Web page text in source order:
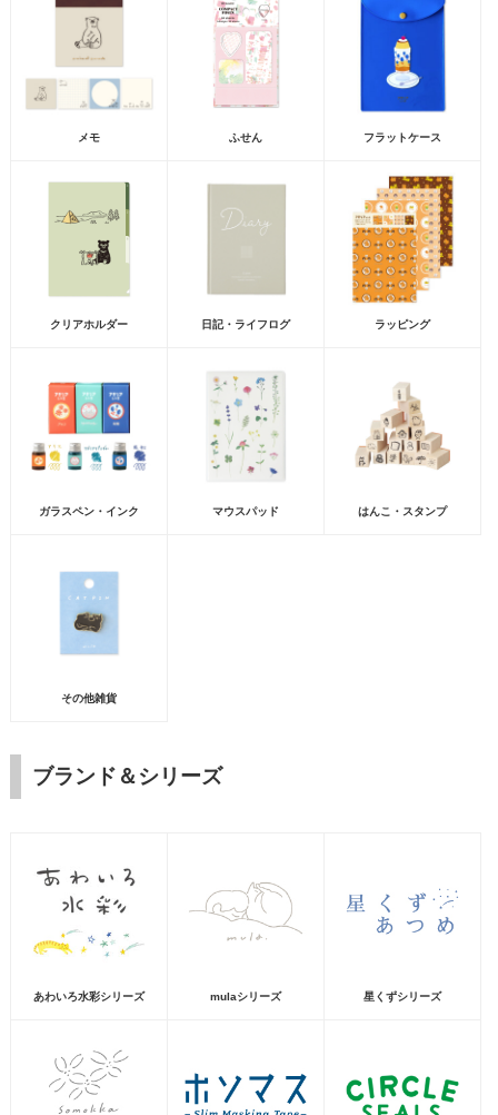
メモ ふせん フラットケース
クリアホルダー 日記・ライフログ ラッピング
ガラスペン・インク マウスパッド はんこ・スタンプ
その他雑貨
ブランド＆シリーズ
あわいろ水彩シリーズ mulaシリーズ 星くずシリーズ